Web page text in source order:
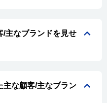
/主なブランドを見せ
主な顧客/主なブラン